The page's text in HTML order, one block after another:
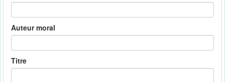
Auteur moral
Titre